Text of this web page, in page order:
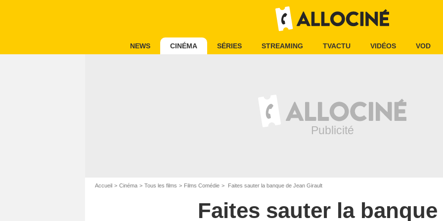
NEWS CINÉMA SÉRIES STREAMING TVACTU VIDÉOS VOD
Accueil Cinéma Tous les films Films Comédie Faites sauter la banque de Jean Girault
Faites sauter la banque